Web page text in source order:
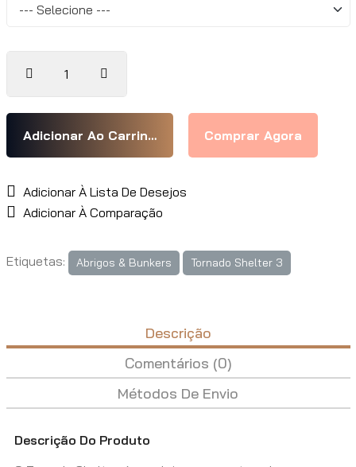
Adicionar À Lista De Desejos
Adicionar À Comparação
Etiquetas: Abrigos & Bunkers Tornado Shelter 3
Descrição
Comentários (0)
Métodos De Envio
Descrição Do Produto